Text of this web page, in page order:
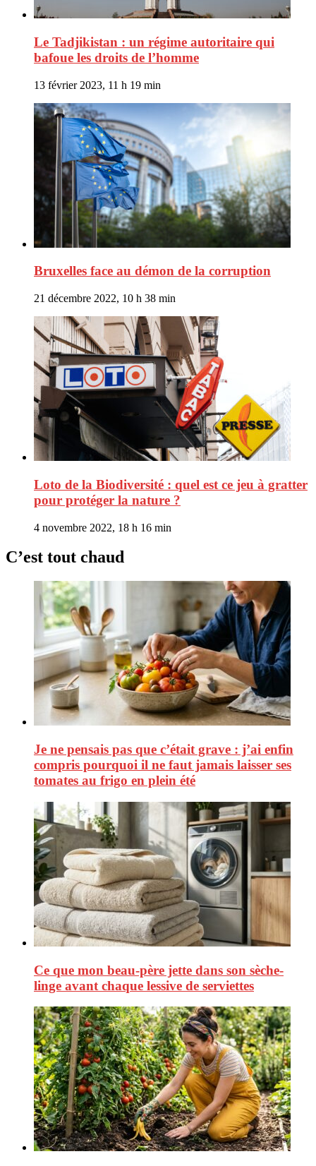
Le Tadjikistan : un régime autoritaire qui
bafoue les droits de l’homme
13 février 2023, 11 h 19 min
Bruxelles face au démon de la corruption
21 décembre 2022, 10 h 38 min
Loto de la Biodiversité : quel est ce jeu à gratter
pour protéger la nature ?
4 novembre 2022, 18 h 16 min
C’est tout chaud
Je ne pensais pas que c’était grave : j’ai enfin
compris pourquoi il ne faut jamais laisser ses
tomates au frigo en plein été
Ce que mon beau-père jette dans son sèche-
linge avant chaque lessive de serviettes